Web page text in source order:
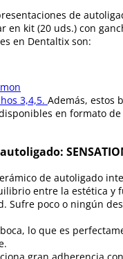
de
en kit (20 uds.) con
en Dentaltix son:
3,4,5. Además, estos
en formato
de autoligado
entre la estética y
Sufre poco o ningún
lo que es